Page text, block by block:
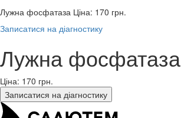
Лужна фосфатаза Ціна: 170 грн.
Записатися на діагностику
Лужна фосфатаза
Ціна: 170 грн.
Записатися на діагностику